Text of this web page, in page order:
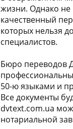
жизни. Однако не
качественный
которых нельзя
специалистов.
Бюро переводов
50-ю языками и
Все документы
dvtext.com.ua
нотариальной